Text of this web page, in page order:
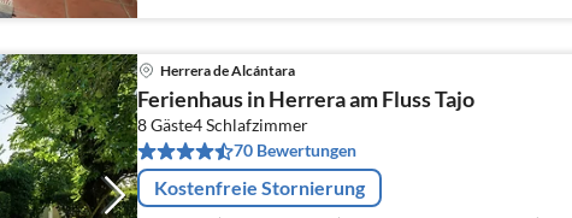
Herrera de Alcántara
Ferienhaus in Herrera am Fluss Tajo
8 Gäste4Schlafzimmer
70 Bewertungen
Kostenfreie Stornierung